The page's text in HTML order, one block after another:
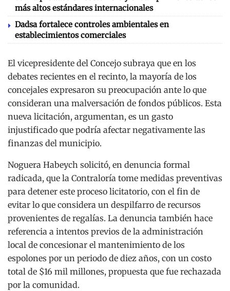
más altos estándares internacionales
Dadsa fortalece controles ambientales en
establecimientos comerciales
El vicepresidente del Concejo subraya que en los
debates recientes en el recinto, la mayoría de los
concejales expresaron su preocupación ante lo que
consideran una malversación de fondos públicos. Esta
nueva licitación, argumentan, es un gasto
injustificado que podría afectar negativamente las
finanzas del municipio.
Noguera Habeych solicitó, en denuncia formal
radicada, que la Contraloría tome medidas preventivas
para detener este proceso licitatorio, con el fin de
evitar lo que considera un despilfarro de recursos
provenientes de regalías. La denuncia también hace
referencia a intentos previos de la administración
local de concesionar el mantenimiento de los
espolones por un periodo de diez años, con un costo
total de $16 mil millones, propuesta que fue rechazada
por la comunidad.